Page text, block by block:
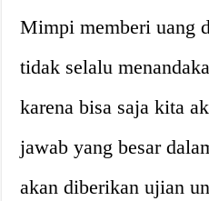
Mimpi memberi uang
tidak selalu
karena bisa saja kita
jawab yang besar
akan diberikan ujian